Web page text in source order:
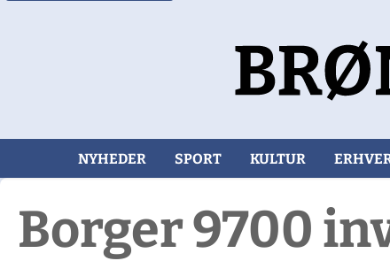
NYHEDER SPORT KULTUR
Borger 9700